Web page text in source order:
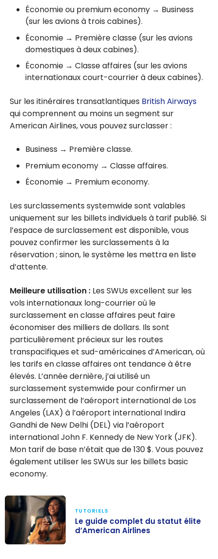
Économie ou premium economy → Business
(sur les avions à trois cabines).
Économie → Première classe (sur les avions
domestiques à deux cabines).
Économie → Classe affaires (sur les avions
internationaux court-courrier à deux cabines).
Sur les itinéraires transatlantiques British Airways
qui comprennent au moins un segment sur
American Airlines, vous pouvez surclasser :
Business → Première classe.
Premium economy → Classe affaires.
Économie → Premium economy.
Les surclassements systemwide sont valables
uniquement sur les billets individuels à tarif publié. Si
l’espace de surclassement est disponible, vous
pouvez confirmer les surclassements à la
réservation ; sinon, le système les mettra en liste
d’attente.
Meilleure utilisation : Les SWUs excellent sur les
vols internationaux long-courrier où le
surclassement en classe affaires peut faire
économiser des milliers de dollars. Ils sont
particulièrement précieux sur les routes
transpacifiques et sud-américaines d’American, où
les tarifs en classe affaires ont tendance à être
élevés. L’année dernière, j’ai utilisé un
surclassement systemwide pour confirmer un
surclassement de l’aéroport international de Los
Angeles (LAX) à l’aéroport international Indira
Gandhi de New Delhi (DEL) via l’aéroport
international John F. Kennedy de New York (JFK).
Mon tarif de base n’était que de 130 $. Vous pouvez
également utiliser les SWUs sur les billets basic
economy.
TUTORIELS
Le guide complet du statut élite
d’American Airlines